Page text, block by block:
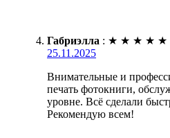
Габриэлла : ★ ★ ★ ★ ★
25.11.2025
Внимательные и
печать фотокниги,
уровне. Всё сделали
Рекомендую всем!